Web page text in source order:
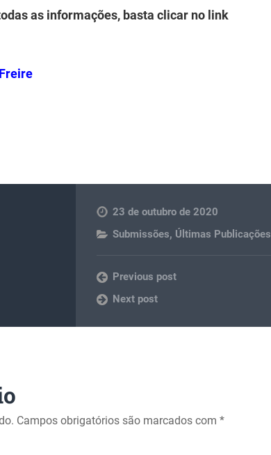
as informações, basta clicar no link
23 de outubro de 2020
Submissões, Últimas Publicações
Previous post
Next post
Campos obrigatórios são marcados com *